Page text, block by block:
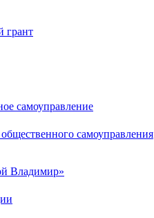
грант
самоуправление
самоуправления
Владимир»